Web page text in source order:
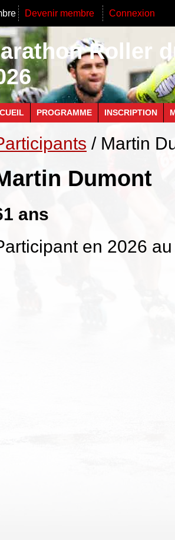
Devenir membre Connexion
Roller
PROGRAMME INSCRIPTION
/ Martin
Dumont
ans
en 2026